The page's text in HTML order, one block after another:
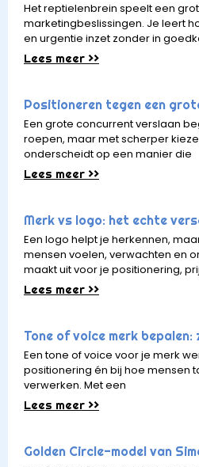
Het reptielenbrein speelt een
marketingbeslissingen. Je leert
en urgentie inzet zonder in
Lees meer >>
Positioneren tegen een
Een grote concurrent verslaan
roepen, maar met scherper
onderscheidt op een manier die
Lees meer >>
Merk vs logo: het echte
Een logo helpt je herkennen,
mensen voelen, verwachten en
maakt uit voor je positionering,
Lees meer >>
Tone of voice merk
Een tone of voice voor je merk
positionering én bij hoe mensen
verwerken. Met een
Lees meer >>
Golden Circle-model van